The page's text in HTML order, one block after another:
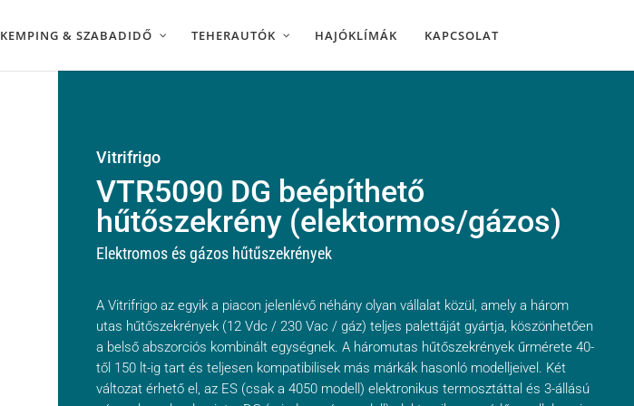
KEMPING & SZABADIDŐ TEHERAUTÓK HAJÓKLÍMÁK KAPCSOLAT
Vitrifrigo
VTR5090 DG beépíthető
hűtőszekrény (elektormos/gázos)
Elektromos és gázos hűtűszekrények
A Vitrifrigo az egyik a piacon jelenlévő néhány olyan vállalat közül, amely a három
utas hűtőszekrények (12 Vdc / 230 Vac / gáz) teljes palettáját gyártja, köszönhetően
a belső abszorciós kombinált egységnek. A háromutas hűtőszekrények űrmérete 40-
től 150 lt-ig tart és teljesen kompatibilisek más márkák hasonló modelljeivel. Két
változat érhető el, az ES (csak a 4050 modell) elektronikus termosztáttal és 3-állású